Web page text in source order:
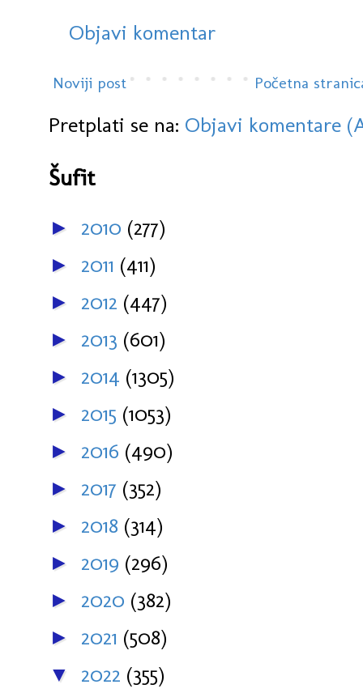
Objavi komentar
Noviji post Početna
Pretplati se na: Objavi komentare
Šufit
► 2010 (277)
► 2011 (411)
► 2012 (447)
► 2013 (601)
► 2014 (1305)
► 2015 (1053)
► 2016 (490)
► 2017 (352)
► 2018 (314)
► 2019 (296)
► 2020 (382)
► 2021 (508)
▼ 2022 (355)